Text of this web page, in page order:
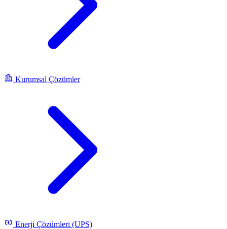
Kurumsal Çözümler
Enerji Çözümleri (UPS)